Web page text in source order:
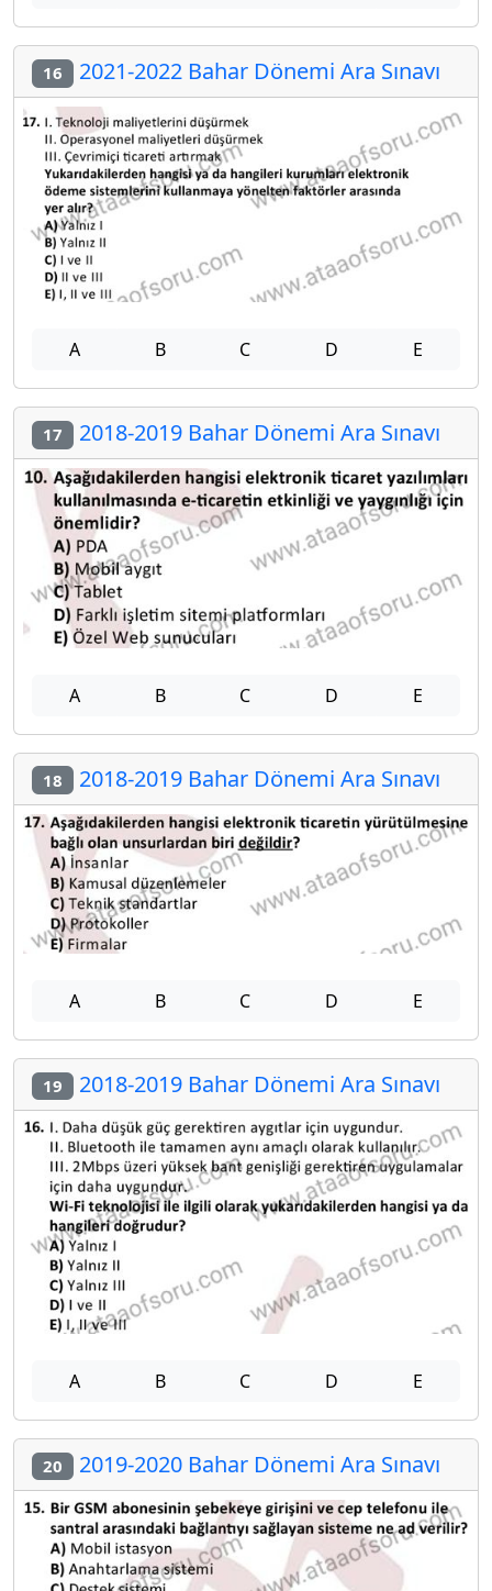
16 2021-2022 Bahar Dönemi Ara Sınavı
A B C D E
17 2018-2019 Bahar Dönemi Ara Sınavı
A B C D E
18 2018-2019 Bahar Dönemi Ara Sınavı
A B C D E
19 2018-2019 Bahar Dönemi Ara Sınavı
A B C D E
20 2019-2020 Bahar Dönemi Ara Sınavı